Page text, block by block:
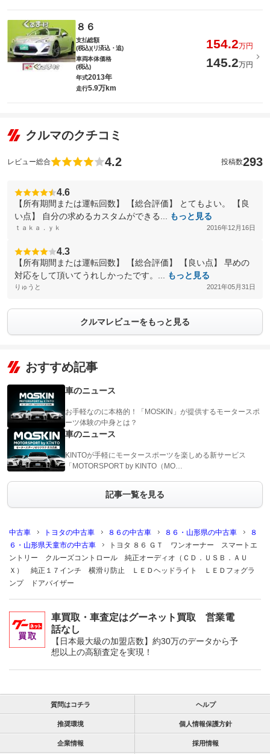
８６
支払総額
(税込)(リ済込・追)
154.2万円
車両本体価格
(税込)
145.2万円
年式2013年
走行5.9万km
クルマのクチコミ
レビュー総合 4.2 投稿数293
4.6
【所有期間または運転回数】 【総合評価】 とてもよい。 【良
い点】 自分の求めるカスタムができる...
もっと見る
ｔａｋａ．ｙｋ 2016年12月16日
4.3
【所有期間または運転回数】 【総合評価】 【良い点】 早めの
対応をして頂いてうれしかったです。...
もっと見る
りゅうと 2021年05月31日
クルマレビューをもっと見る
おすすめ記事
車のニュース
お手軽なのに本格的！「MOSKIN」が提供するモータースポ
ーツ体験の中身とは？
車のニュース
KINTOが手軽にモータースポーツを楽しめる新サービス
「MOTORSPORT by KINTO（MO…
記事一覧を見る
中古車 トヨタの中古車 ８６の中古車 ８６・山形県の中古車
８
６・山形県天童市の中古車
トヨタ ８６ ＧＴ ワンオーナー スマートエ
ントリー クルーズコントロール 純正オーディオ（ＣＤ．ＵＳＢ．ＡＵ
Ｘ） 純正１７インチ 横滑り防止 ＬＥＤヘッドライト ＬＥＤフォグラ
ンプ ドアバイザー
車買取・車査定はグーネット買取 営業電
話なし
【日本最大級の加盟店数】約30万のデータから予
想以上の高額査定を実現！
質問はコチラ ヘルプ
推奨環境 個人情報保護方針
企業情報 採用情報